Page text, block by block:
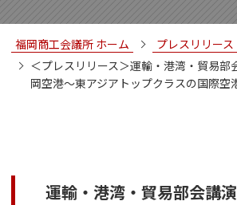
福岡商工会議所 ホーム
プレスリリース
＜プレスリリース＞運輸・港湾・貿易部
岡空港～東アジアトップクラスの国際空
運輸・港湾・貿易部会講